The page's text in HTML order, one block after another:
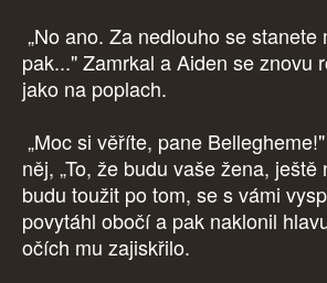
„No ano. Za nedlouho se stanete
pak..." Zamrkal a Aiden se znovu
jako na poplach.
„Moc si věříte, pane
něj, „To, že budu vaše žena,
budu toužit po tom, se s vámi
povytáhl obočí a pak naklonil
očích mu zajiskřilo.